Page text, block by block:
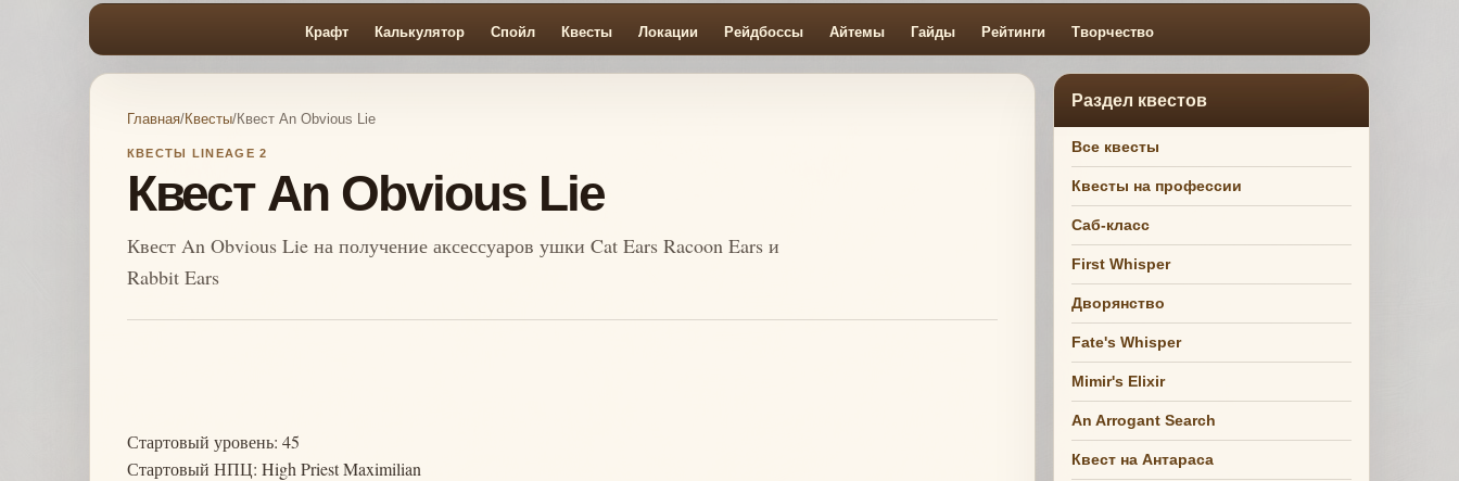
Крафт Калькулятор Спойл Квесты Локации Рейдбоссы Айтемы Гайды Рейтинги Творчество
Главная/Квесты/Квест An Obvious Lie
КВЕСТЫ LINEAGE 2
Квест An Obvious Lie
Квест An Obvious Lie на получение аксессуаров ушки Cat Ears Racoon Ears и
Rabbit Ears
Стартовый уровень: 45
Стартовый НПЦ: High Priest Maximilian
Раздел квестов
Все квесты
Квесты на профессии
Саб-класс
First Whisper
Дворянство
Fate's Whisper
Mimir's Elixir
An Arrogant Search
Квест на Антараса